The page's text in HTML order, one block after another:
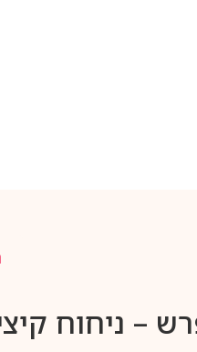
– ניחוח